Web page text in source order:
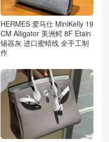
HERMES 爱马仕 MiniKelly 19
CM Alligator 美洲鳄 8F Etain
锡器灰 进口蜜蜡线 全手工制
作